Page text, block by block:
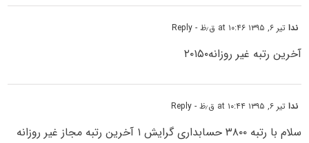
نداتیر ۶, ۱۳۹۵ at ۱۰:۴۶ ق٫ظ - Reply
آخرین رتبه غیر روزانه۲۰۱۵۰
نداتیر ۶, ۱۳۹۵ at ۱۰:۴۴ ق٫ظ - Reply
سلام با رتبه ۳۸۰۰ حسابداری گرایش ۱ آخرین رتبه مجاز غیر روزانه